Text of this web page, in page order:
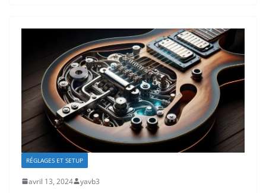
RÉGLAGES ET SETUP
avril 13, 2024 yavb3